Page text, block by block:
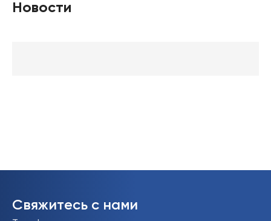
Новости
Свяжитесь с нами